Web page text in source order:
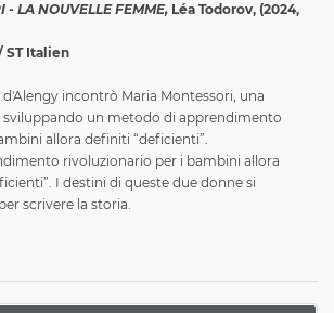
- LA NOUVELLE FEMME, Léa Todorov, (2024,
ST Italien
d'Alengy incontrò Maria Montessori, una
sviluppando un metodo di apprendimento
allora definiti “deficienti”.
rivoluzionario per i bambini allora
I destini di queste due donne si
scrivere la storia.